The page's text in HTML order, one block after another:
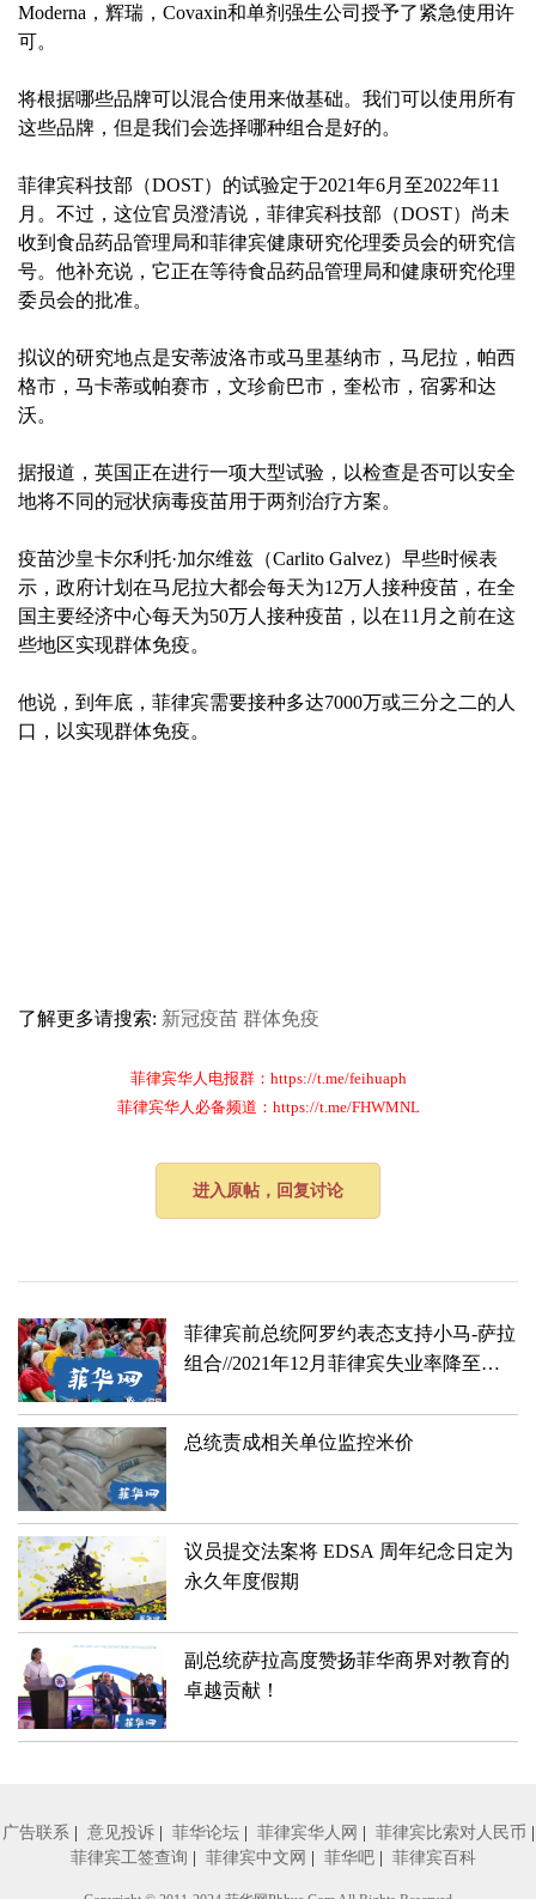
Moderna，辉瑞，Covaxin和单剂强生公司授予了紧急使用许
可。
将根据哪些品牌可以混合使用来做基础。我们可以使用所有
这些品牌，但是我们会选择哪种组合是好的。
菲律宾科技部（DOST）的试验定于2021年6月至2022年11
月。不过，这位官员澄清说，菲律宾科技部（DOST）尚未
收到食品药品管理局和菲律宾健康研究伦理委员会的研究信
号。他补充说，它正在等待食品药品管理局和健康研究伦理
委员会的批准。
拟议的研究地点是安蒂波洛市或马里基纳市，马尼拉，帕西
格市，马卡蒂或帕赛市，文珍俞巴市，奎松市，宿雾和达
沃。
据报道，英国正在进行一项大型试验，以检查是否可以安全
地将不同的冠状病毒疫苗用于两剂治疗方案。
疫苗沙皇卡尔利托·加尔维兹（Carlito Galvez）早些时候表
示，政府计划在马尼拉大都会每天为12万人接种疫苗，在全
国主要经济中心每天为50万人接种疫苗，以在11月之前在这
些地区实现群体免疫。
他说，到年底，菲律宾需要接种多达7000万或三分之二的人
口，以实现群体免疫。
了解更多请搜索: 新冠疫苗 群体免疫
菲律宾华人电报群：https://t.me/feihuaph
菲律宾华人必备频道：https://t.me/FHWMNL
进入原帖，回复讨论
菲律宾前总统阿罗约表态支持小马-萨拉
组合//2021年12月菲律宾失业率降至
总统责成相关单位监控米价
​议员提交法案将 EDSA 周年纪念日定为
永久年度假期
副总统萨拉高度赞扬菲华商界对教育的
卓越贡献！
广告联系 意见投诉 菲华论坛 菲律宾华人网 菲律宾比索对人民币
菲律宾工签查询
菲律宾中文网 菲华吧 菲律宾百科